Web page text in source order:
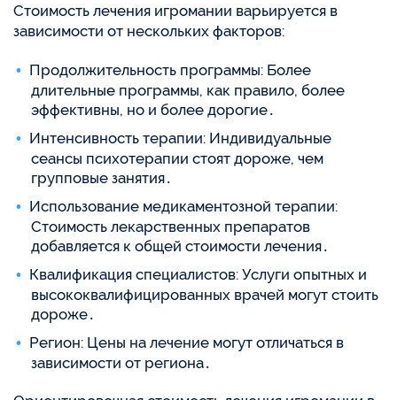
Стоимость лечения игромании варьируется в
зависимости от нескольких факторов:
Продолжительность программы: Более
длительные программы, как правило, более
эффективны, но и более дорогие․
Интенсивность терапии: Индивидуальные
сеансы психотерапии стоят дороже, чем
групповые занятия․
Использование медикаментозной терапии:
Стоимость лекарственных препаратов
добавляется к общей стоимости лечения․
Квалификация специалистов: Услуги опытных и
высококвалифицированных врачей могут стоить
дороже․
Регион: Цены на лечение могут отличаться в
зависимости от региона․